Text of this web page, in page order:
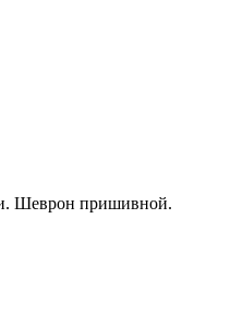
Шеврон пришивной.